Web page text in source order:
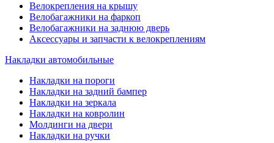
Велокрепления на крышу
Велобагажники на фаркоп
Велобагажники на заднюю дверь
Аксессуары и запчасти к велокреплениям
Накладки автомобильные
Накладки на пороги
Накладки на задний бампер
Накладки на зеркала
Накладки на ковролин
Молдинги на двери
Накладки на ручки